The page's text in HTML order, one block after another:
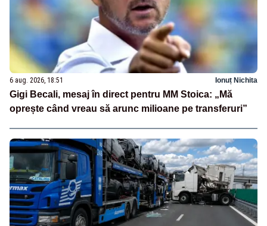
6 aug. 2026, 18:51 Ionuț Nichita
Gigi Becali, mesaj în direct pentru MM Stoica: „Mă
oprește când vreau să arunc milioane pe transferuri”